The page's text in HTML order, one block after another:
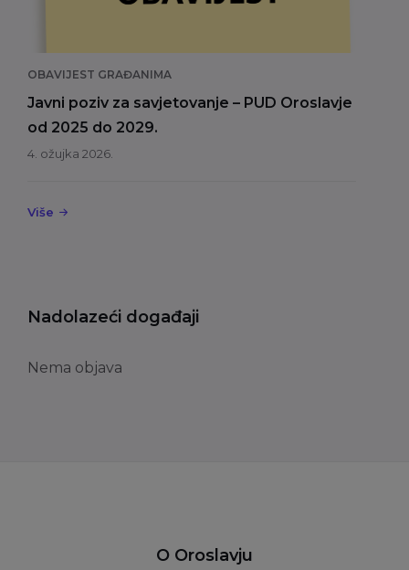
OBAVIJEST GRAĐANIMA
Javni poziv za savjetovanje – PUD Oroslavje
od 2025 do 2029.
4. ožujka 2026.
Više
Nadolazeći događaji
Nema objava
O Oroslavju